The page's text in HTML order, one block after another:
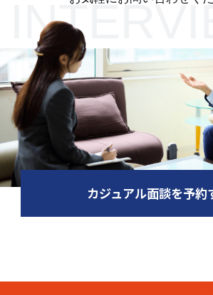
カジュアル面談を予約